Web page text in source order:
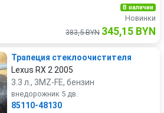
В наличии
Новинки
383,5 BYN 345,15 BYN
Трапеция стеклоочистителя
Lexus RX 2 2005
3.3 л., 3MZ-FE, бензин
внедорожник 5 дв.
85110-48130